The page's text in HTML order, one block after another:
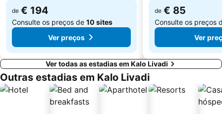
de € 194
Consulte os preços de 10 sites
Ver preços
de € 85
Consulte os preços
Ver
Ver todas as estadias em Kalo Livadi
Outras estadias em Kalo Livadi